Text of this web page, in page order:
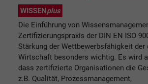
WISSENplus
Die Einführung von
Zertifizierungspraxis der DIN EN ISO
Stärkung der Wettbewerbsfähigkeit der
Wirtschaft besonders wichtig. Es wird
dass zertifizierte Organisationen die
z.B. Qualität, Prozessmanagement,